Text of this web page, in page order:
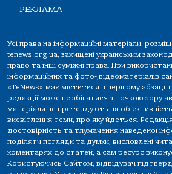
РЕКЛАМА
Усі права на інформаційні матеріали,
tenews.org.ua, захищені українським
право та інші суміжні права. При
інформаційних та фото-,відеоматеріалів
«TeNews» має міститися в першому абзаці
редакції може не збігатися з точкою зору
матеріали не претендують на об'єктивність
висвітлення теми, про яку йдеться.
достовірність та тлумачення наведеної
поділяти погляди та думки, висловлені
коментарях до статей, а сам ресурс
Користуючись Сайтом, відвідувач